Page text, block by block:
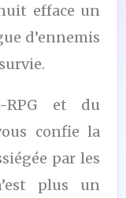
efface un
d’ennemis
RPG et du
confie la
par les
plus un